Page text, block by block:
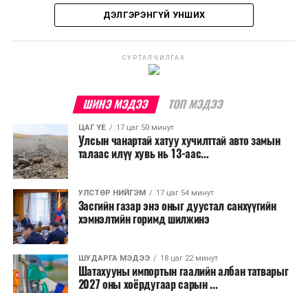
нутгийн өмнөд хэсгээр 34-39 хэм, бусад нутгаар 27-
32 хэм дулаан байна.
УЛААНБААТАР ХОТ ОРЧМООР:
үүлтэй. Бороо орохгүй. Салхи баруун
хойноос секундэд 4-9 метр. 27-29 хэм
дулаан байна.
БАГАНУУР ОРЧМООР:Багавтар үүлтэй.
Бороо орохгүй. Салхи баруун хойноос
секундэд 4-9 метр. 25-27 хэм дулаан
байна.
ТЭРЭЛЖ ОРЧМООР:Багавтар үүлтэй.
Бороо орохгүй. Салхи баруун хойноос
секундэд 4-9 метр. 25-27 хэм дулаан
байна.
ДЭЛГЭРЭНГҮЙ УНШИХ
СУРТАЛЧИЛГАА
ШИНЭ МЭДЭЭ ТОП МЭДЭЭ
ЦАГ ҮЕ 17 цаг 50 минут
Улсын чанартай хатуу хучилттай авто замын
талаас илүү хувь нь 13-аас...
УЛСТӨР НИЙГЭМ 17 цаг 54 минут
Засгийн газар энэ оныг дуустал санхүүгийн
хэмнэлтийн горимд шилжинэ
ШУДАРГА МЭДЭЭ 18 цаг 22 минут
Шатахууны импортын гаалийн албан татварыг
2027 оны хоёрдугаар сарын ...